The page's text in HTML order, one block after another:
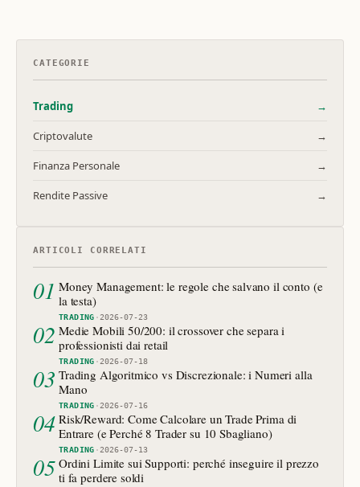
CATEGORIE
Trading →
Criptovalute →
Finanza Personale →
Rendite Passive →
ARTICOLI CORRELATI
01 Money Management: le regole che salvano il conto (e
la testa)
TRADING ·2026-07-23
02 Medie Mobili 50/200: il crossover che separa i
professionisti dai retail
TRADING ·2026-07-18
03 Trading Algoritmico vs Discrezionale: i Numeri alla
Mano
TRADING ·2026-07-16
04 Risk/Reward: Come Calcolare un Trade Prima di
Entrare (e Perché 8 Trader su 10 Sbagliano)
TRADING ·2026-07-13
05 Ordini Limite sui Supporti: perché inseguire il prezzo
ti fa perdere soldi